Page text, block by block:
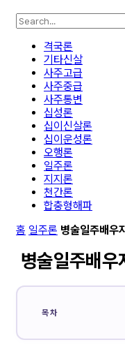
격국론
기타신살
사주고급
사주중급
사주통변
십성론
십이신살론
십이운성론
오행론
일주론
지지론
천간론
합충형해파
홈 일주론 병술일주배우
병술일주배우
목차